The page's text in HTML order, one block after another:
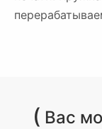
( Вас